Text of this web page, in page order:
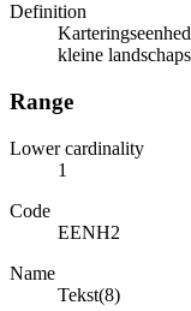
Definition
kleine
Range
Lower cardinality
1
Code
EENH2
Name
Tekst(8)